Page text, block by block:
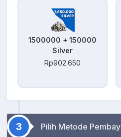
1500000 + 150000
Silver
Rp902.650
3 Pilih Metode